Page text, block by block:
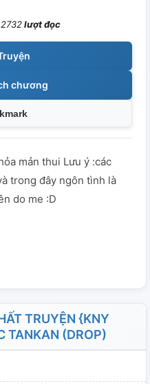
2732lượt đọc
chương
mản thui Lưu ý :các
trong đây ngôn tình là
do me :D
TRUYỆN {KNY
TANKAN (DROP)